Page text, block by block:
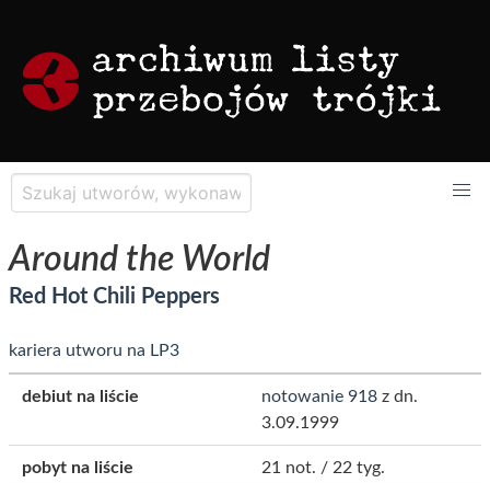
Around the World
Red Hot Chili Peppers
kariera utworu na LP3
debiut na liście notowanie 918 z dn.
3.09.1999
pobyt na liście 21 not. / 22 tyg.